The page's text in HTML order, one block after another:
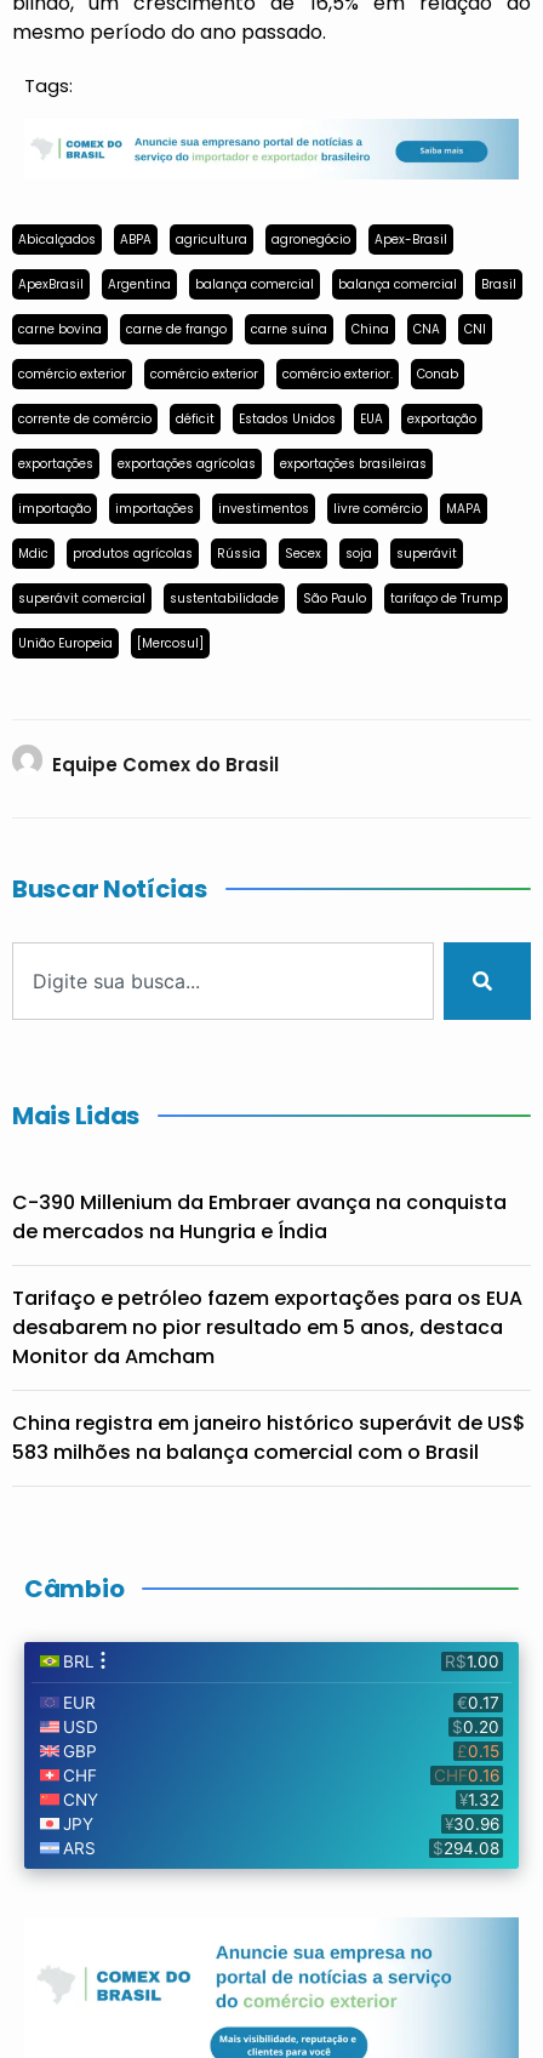
mesmo período do ano passado.
Tags:
Abicalçados ABPA agricultura agronegócio Apex-Brasil
ApexBrasil Argentina balança comercial balança comercial Brasil
carne bovina carne de frango carne suína China CNA CNI
comércio exterior comércio exterior comércio exterior. Conab
corrente de comércio déficit Estados Unidos EUA exportação
exportações exportações agrícolas exportações brasileiras
importação importações investimentos livre comércio MAPA
Mdic produtos agrícolas Rússia Secex soja superávit
superávit comercial sustentabilidade São Paulo tarifaço de Trump
União Europeia [Mercosul]
Equipe Comex do Brasil
Buscar Notícias
Mais Lidas
C-390 Millenium da Embraer avança na conquista
de mercados na Hungria e Índia
Tarifaço e petróleo fazem exportações para os EUA
desabarem no pior resultado em 5 anos, destaca
Monitor da Amcham
China registra em janeiro histórico superávit de US$
583 milhões na balança comercial com o Brasil
Câmbio